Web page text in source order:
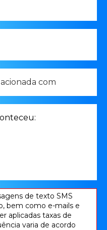
de texto SMS
bem como e-mails e
aplicadas taxas de
varia de acordo